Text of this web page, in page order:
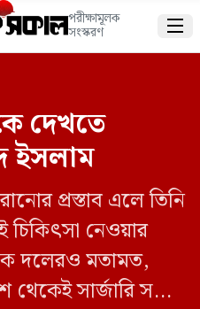
পরীক্ষামূলক
সংস্করণ 
দেখতে
ইসলাম
প্রস্তাব এলে তিনি
চিকিৎসা নেওয়ার
দলেরও মতামত,
সার্জারি সম্পন্ন